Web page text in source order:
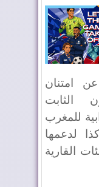
امتنان
الثابت
للمغرب
لدعمها
القارية